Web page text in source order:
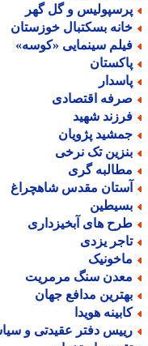
و گل گهر
بسکتبال خوزستان
سینمایی «کوسه»
اقتصادی
شهید
پژویان
تک نرخی
گری
مقدس شاهچراغ
های آبخیزداری
یزدی
سنگ مرمریت
مدافع جهان
هویدا
دفتر عقیدتی و سیاسی